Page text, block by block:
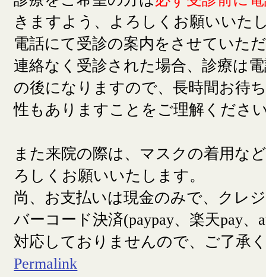
きますよう、よろしくお願いいた
電話にて受診の案内をさせていた
連絡なく受診された場合、診療は
の後になりますので、長時間お待
性もありますことをご理解くださ
また来院の際は、マスクの着用な
ろしくお願いいたします。
尚、お支払いは現金のみで、クレ
バーコード決済(paypay、楽天pay、
対応しておりませんので、ご了承
Permalink